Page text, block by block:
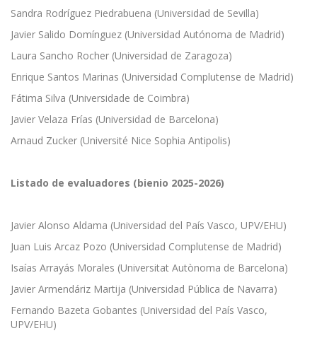
Sandra Rodríguez Piedrabuena (Universidad de Sevilla)
Javier Salido Domínguez (Universidad Autónoma de Madrid)
Laura Sancho Rocher (Universidad de Zaragoza)
Enrique Santos Marinas (Universidad Complutense de Madrid)
Fátima Silva (Universidade de Coimbra)
Javier Velaza Frías (Universidad de Barcelona)
Arnaud Zucker (Université Nice Sophia Antipolis)
Listado de evaluadores (bienio 2025-2026)
Javier Alonso Aldama (Universidad del País Vasco, UPV/EHU)
Juan Luis Arcaz Pozo (Universidad Complutense de Madrid)
Isaías Arrayás Morales (Universitat Autònoma de Barcelona)
Javier Armendáriz Martija (Universidad Pública de Navarra)
Fernando Bazeta Gobantes (Universidad del País Vasco,
UPV/EHU)